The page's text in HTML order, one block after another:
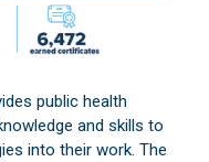
public health
and skills to
into their work. The